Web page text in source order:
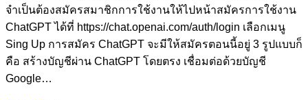
จำเป็นต้องสมัครสมาชิกการใช้งานให้ไปหน้าสมัครการใช้งาน
ChatGPT ได้ที่ https://chat.openai.com/auth/login เลือกเมนู
Sing Up การสมัคร ChatGPT จะมีให้สมัครตอนนี้อยู่ 3 รูปแบบก็
คือ สร้างบัญชีผ่าน ChatGPT โดยตรง เชื่อมต่อด้วยบัญชี
Google…